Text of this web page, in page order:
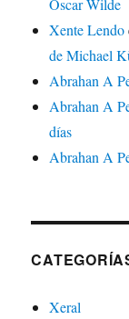
Oscar Wilde
Xente Lendo
de Michael
Abrahan A
Abrahan A
días
Abrahan A
Xeral